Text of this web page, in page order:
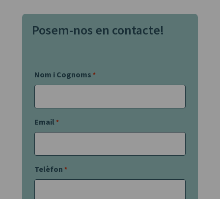
Posem-nos en contacte!
Nom i Cognoms *
Email *
Telèfon *